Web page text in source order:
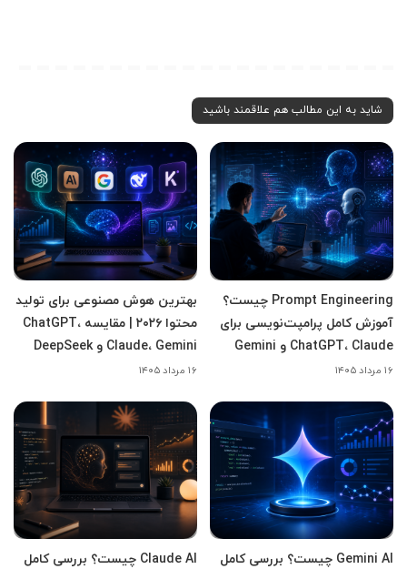
شاید به این مطالب هم علاقمند باشید
Prompt Engineering چیست؟
آموزش کامل پرامپت‌نویسی برای
ChatGPT، Claude و Gemini
۱۶ مرداد ۱۴۰۵
بهترین هوش مصنوعی برای تولید
محتوا ۲۰۲۶ | مقایسه ChatGPT،
Claude، Gemini و DeepSeek
۱۶ مرداد ۱۴۰۵
Gemini AI چیست؟ بررسی کامل
Claude AI چیست؟ بررسی کامل